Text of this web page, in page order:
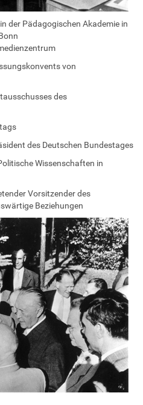
der Pädagogischen Akademie in
von
des
des Deutschen Bundestages
Wissenschaften in
Vorsitzender des
Beziehungen